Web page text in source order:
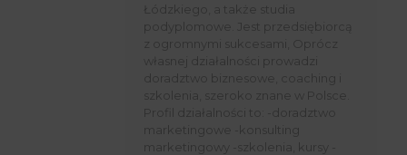
Łódzkiego, a także studia
podyplomowe. Jest przedsiębiorcą
z ogromnymi sukcesami, Oprócz
własnej działalności prowadzi
doradztwo biznesowe, coaching i
szkolenia, szeroko znane w Polsce.
Profil działalności to: -doradztwo
marketingowe -konsulting
marketingowy -szkolenia, kursy -